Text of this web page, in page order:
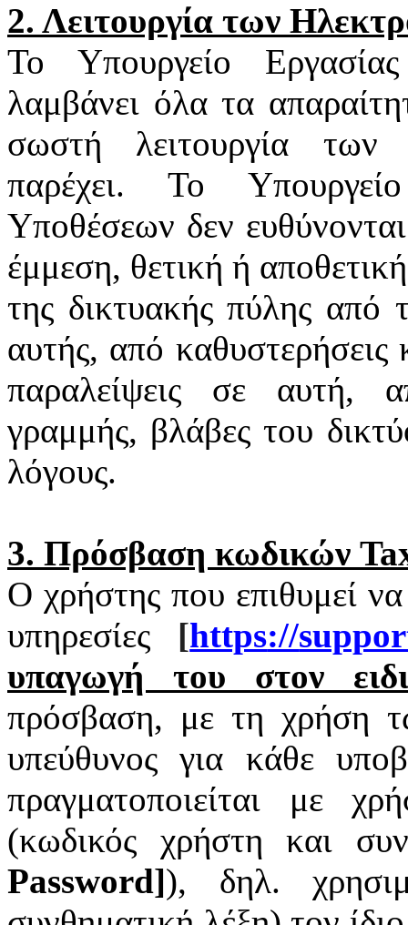
2. Λειτουργία των
Το Υπουργείο
λαμβάνει όλα τα
σωστή λειτουργία των
παρέχει. Το
Υποθέσεων δεν
έμμεση, θετική ή
της δικτυακής πύλης
αυτής, από
παραλείψεις σε αυτή,
γραμμής, βλάβες του
λόγους.
3. Πρόσβαση κωδικών
Ο χρήστης που επιθυμεί να
υπηρεσίες [https://
υπαγωγή του στον
πρόσβαση, με τη χρήση
υπεύθυνος για κάθε
πραγματοποιείται με
(κωδικός χρήστη και
Password]), δηλ.